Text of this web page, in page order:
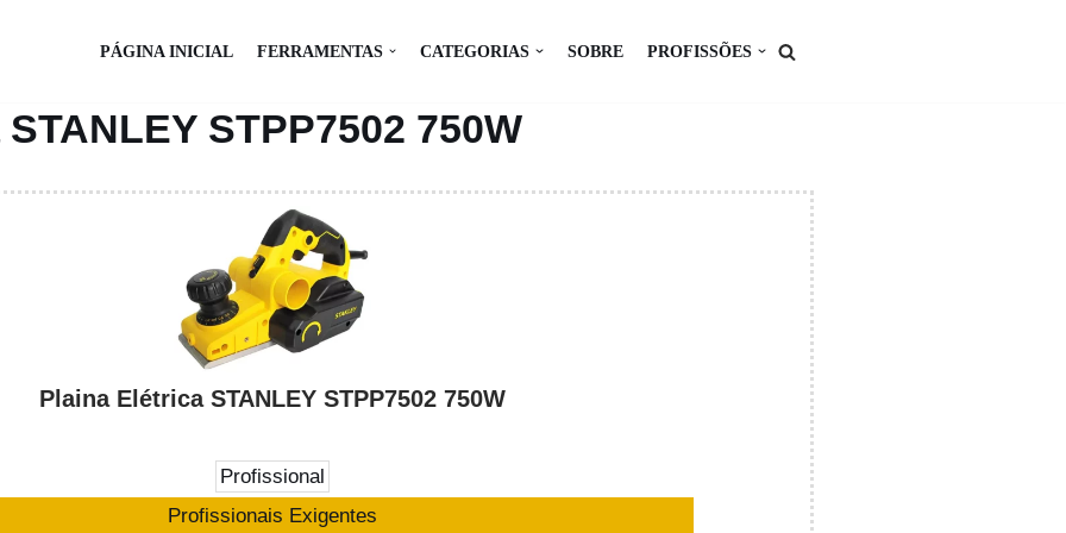
PÁGINA INICIAL FERRAMENTAS CATEGORIAS SOBRE PROFISSÕES
STPP7502 750W
Plaina Elétrica STANLEY STPP7502 750W
Profissional
Profissionais Exigentes